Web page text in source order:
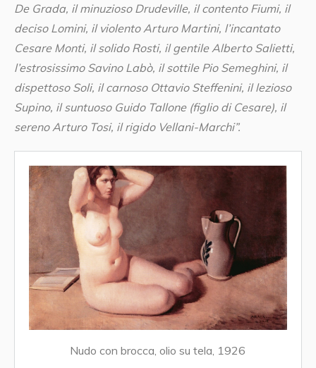
De Grada, il minuzioso Drudeville, il contento Fiumi, il
deciso Lomini, il violento Arturo Martini, l’incantato
Cesare Monti, il solido Rosti, il gentile Alberto Salietti,
l’estrosissimo Savino Labò, il sottile Pio Semeghini, il
dispettoso Soli, il carnoso Ottavio Steffenini, il lezioso
Supino, il suntuoso Guido Tallone (figlio di Cesare), il
sereno Arturo Tosi, il rigido Vellani-Marchi”.
Nudo con brocca, olio su tela, 1926